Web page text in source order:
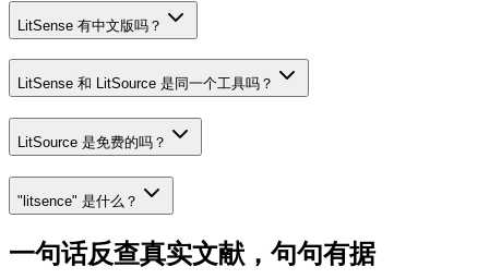
LitSense 有中文版吗？
LitSense 和 LitSource 是同一个工具吗？
LitSource 是免费的吗？
"litsence" 是什么？
一句话反查真实文献，句句有据